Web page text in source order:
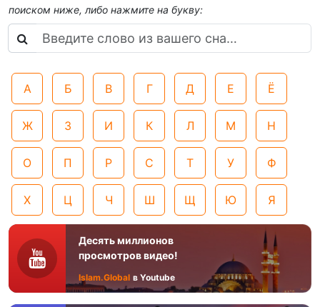
поиском ниже, либо нажмите на букву:
А Б В Г Д Е Ё
Ж З И К Л М Н
О П Р С Т У Ф
Х Ц Ч Ш Щ Ю Я
Десять миллионов
просмотров видео!
Islam.Global в Youtube